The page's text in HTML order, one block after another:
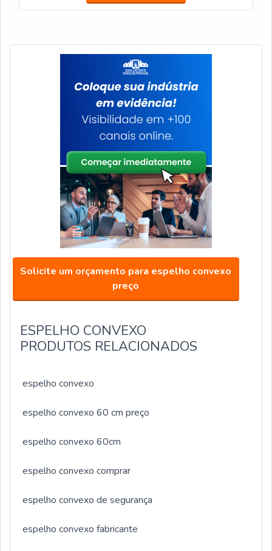
Solicite um orçamento para espelho convexo
preço
ESPELHO CONVEXO
PRODUTOS RELACIONADOS
espelho convexo
espelho convexo 60 cm preço
espelho convexo 60cm
espelho convexo comprar
espelho convexo de segurança
espelho convexo fabricante